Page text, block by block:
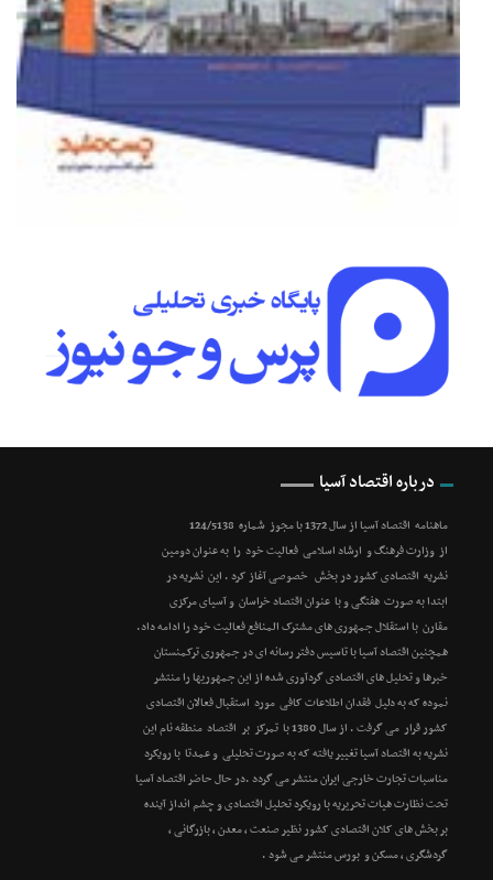
درباره اقتصاد آسیا
ماهنامه اقتصاد آسیا از سال 1372 با مجوز شماره 124/5138
از وزارت فرهنگ و ارشاد اسلامی فعالیت خود را به عنوان دومین
نشریه اقتصادی کشور در بخش خصوصی آغاز کرد . این نشریه در
ابتدا به صورت هفتگی و با عنوان اقتصاد خراسان و آسیای مرکزی
مقارن با استقلال جمهوری های مشترک المنافع فعالیت خود را ادامه داد.
همچنین اقتصاد آسیا با تاسیس دفتر رسانه ای در جمهوری ترکمنستان
خبرها و تحلیل های اقتصادی گردآوری شده از این جمهوریها را منتشر
نموده که به دلیل فقدان اطلاعات کافی مورد استقبال فعالان اقتصادی
کشور قرار می گرفت . از سال 1380 با تمرکز بر اقتصاد منطقه نام این
نشریه به اقتصاد آسیا تغییر یافته که به صورت تحلیلی و عمدتا با رویکرد
مناسبات تجارت خارجی ایران منتشر می گردد .در حال حاضر اقتصاد آسیا
تحت نظارت هیات تحریریه با رویکرد تحلیل اقتصادی و چشم انداز آینده
بر بخش های کلان اقتصادی کشور نظیر صنعت ، معدن ، بازرگانی ،
گردشگری ، مسکن و بورس منتشر می شود .